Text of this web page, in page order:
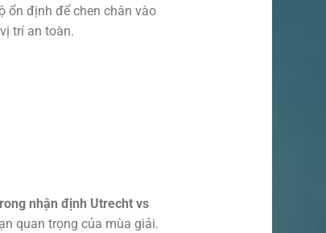
ổn định để chen chân vào
trí an toàn.
nhận định Utrecht vs
quan trọng của mùa giải.